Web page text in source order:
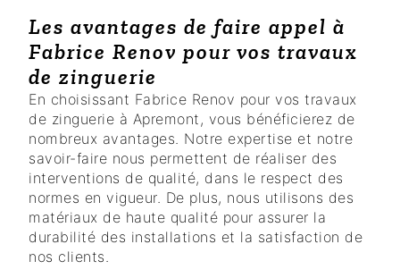
Les avantages de faire appel à
Fabrice Renov pour vos travaux
de zinguerie
En choisissant Fabrice Renov pour vos travaux
de zinguerie à Apremont, vous bénéficierez de
nombreux avantages. Notre expertise et notre
savoir-faire nous permettent de réaliser des
interventions de qualité, dans le respect des
normes en vigueur. De plus, nous utilisons des
matériaux de haute qualité pour assurer la
durabilité des installations et la satisfaction de
nos clients.